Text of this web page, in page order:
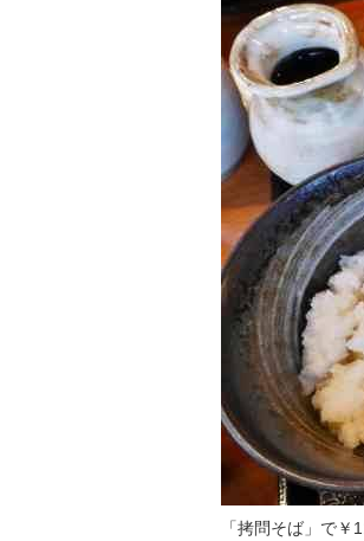
「拷問そば」で